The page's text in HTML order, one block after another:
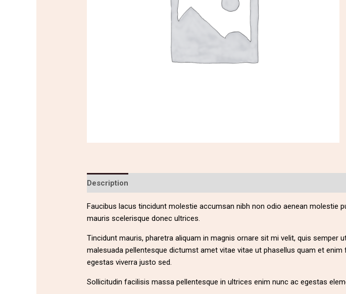
Description
Faucibus lacus tincidunt molestie accumsan nibh non odio aenean
mauris scelerisque donec ultrices.
Tincidunt mauris, pharetra aliquam in magnis ornare sit mi velit, quis
malesuada pellentesque dictumst amet vitae vitae ut phasellus quam et
egestas viverra justo sed.
Sollicitudin facilisis massa pellentesque in ultrices enim nunc ac egestas